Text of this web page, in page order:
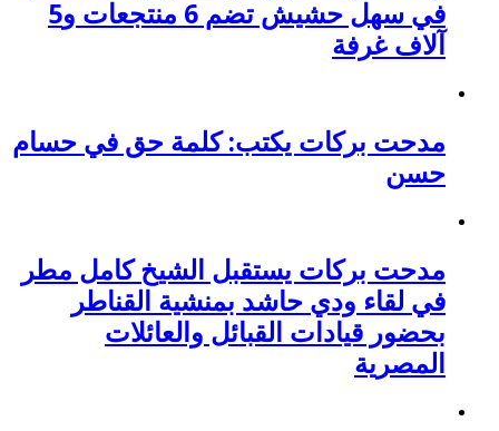
في سهل حشيش تضم 6 منتجعات و5
آلاف غرفة
مدحت بركات يكتب: كلمة حق في حسام
حسن
مدحت بركات يستقبل الشيخ كامل مطر
في لقاء ودي حاشد بمنشية القناطر
بحضور قيادات القبائل والعائلات
المصرية